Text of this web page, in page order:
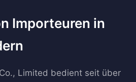
Importeuren in
Limited bedient seit über